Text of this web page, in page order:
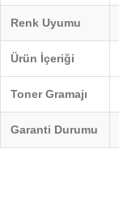
Renk Uyumu
Ürün İçeriği
Toner Gramajı
Garanti Durumu